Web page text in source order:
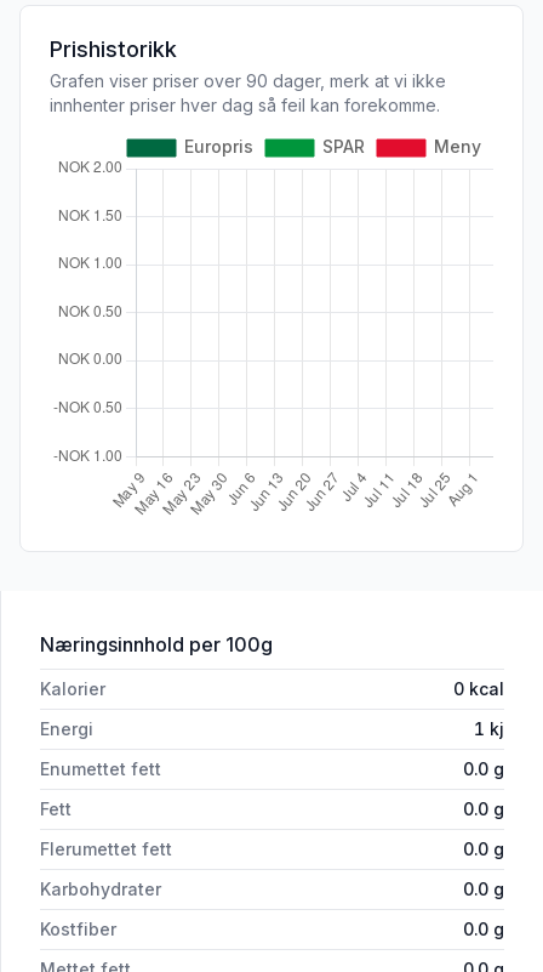
Prishistorikk
Grafen viser priser over 90 dager, merk at vi ikke
innhenter priser hver dag så feil kan forekomme.
Næringsinnhold for 'Pepsi Max 0,33lx16 boks'
per 100g
Kalorier 0 kcal
Energi
1 kj
Enumettet fett
0.0 g
Fett
0.0 g
Flerumettet fett
0.0 g
Karbohydrater
0.0 g
Kostfiber
0.0 g